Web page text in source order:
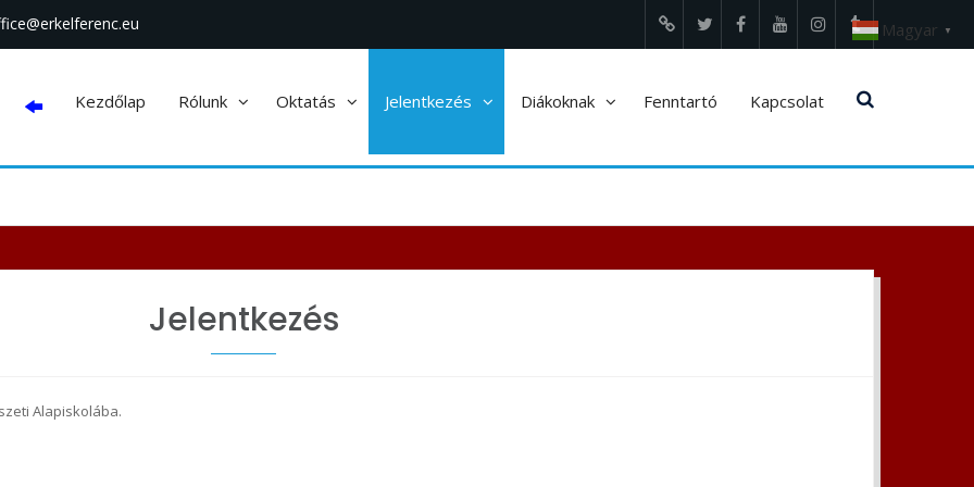
EdupageTwitterFacebookYoutubeInstagram
tumblr
Kezdőlap Rólunk Oktatás Jelentkezés Diákoknak Fenntartó Kapcsolat
Jelentkezés
Alapiskolába.
Magyar ▼